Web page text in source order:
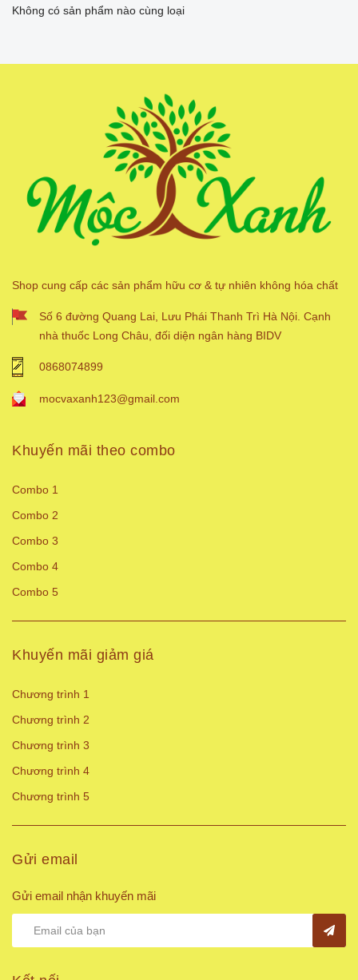
Không có sản phẩm nào cùng loại
Shop cung cấp các sản phẩm hữu cơ & tự nhiên không hóa chất
Số 6 đường Quang Lai, Lưu Phái Thanh Trì Hà Nội. Cạnh
nhà thuốc Long Châu, đối diện ngân hàng BIDV
0868074899
mocvaxanh123@gmail.com
Khuyến mãi theo combo
Combo 1
Combo 2
Combo 3
Combo 4
Combo 5
Khuyến mãi giảm giá
Chương trình 1
Chương trình 2
Chương trình 3
Chương trình 4
Chương trình 5
Gửi email
Gửi email nhận khuyến mãi